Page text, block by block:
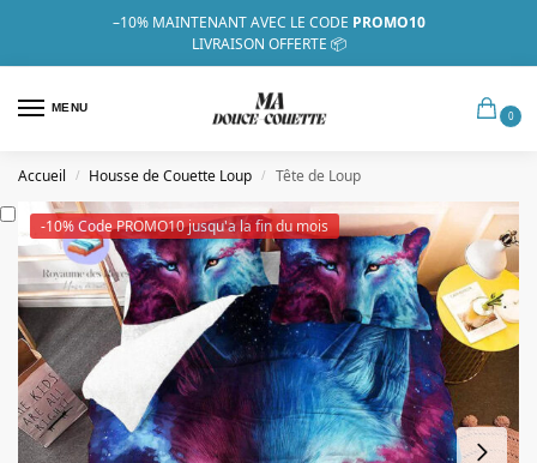
–10% MAINTENANT AVEC LE CODE PROMO10
LIVRAISON OFFERTE 📦
MENU
0
Accueil / Housse de Couette Loup / Tête de Loup
-10% Code PROMO10 jusqu'a la fin du mois